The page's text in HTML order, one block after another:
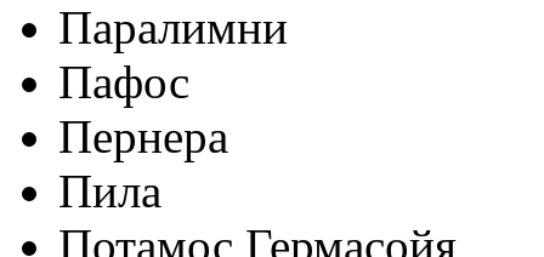
Паралимни
Пафос
Пернера
Пила
Потамос Гермасойя